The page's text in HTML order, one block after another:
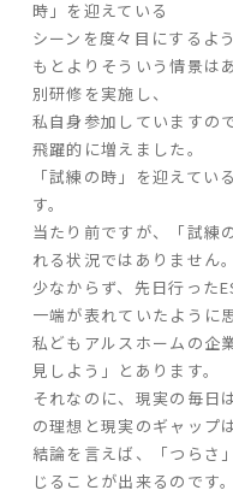
- 空間デザイン
- 内観デザイン
- 生活デザイン
- 外構デザイン
性能
- 高断熱性能
- 高耐震性能
- 高耐久性能
- 保証
家づくりの流れ
よくあるご質問
企業情報
時」を迎えている
シーンを度々目にするよ
もとよりそういう情景は
別研修を実施し、
私自身参加していますの
飛躍的に増えました。
「試練の時」を迎えてい
す。
当たり前ですが、「試練
れる状況ではありません。
少なからず、先日行った
一端が表れていたように
私どもアルスホームの企
見しよう」とあります。
それなのに、現実の毎日
の理想と現実のギャップ
結論を言えば、「つらさ
じることが出来るのです。